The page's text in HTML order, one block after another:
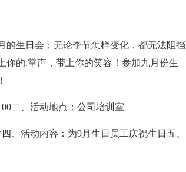
的生日会；无论季节怎样变化，都无法阻挡
你的.掌声，带上你的笑容！参加九月份生
二、活动地点：公司培训室
、活动内容：为9月生日员工庆祝生日五、